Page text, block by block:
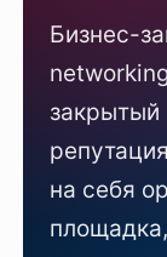
Бизнес-
на себя